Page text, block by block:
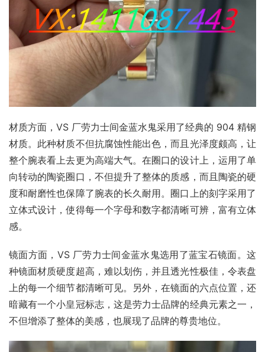
材质方面，VS 厂劳力士间金蓝水鬼采用了经典的 904 精钢
材质。此种材质不但抗腐蚀性能出色，而且光泽度颇高，让
整个腕表看上去更为高端大气。在圈口的设计上，运用了单
向转动的陶瓷圈口，不但提升了整体的质感，而且陶瓷的硬
度和耐磨性也保障了腕表的长久耐用。圈口上的刻字采用了
立体式设计，使得每一个字母和数字都清晰可辨，富有立体
感。
镜面方面，VS 厂劳力士间金蓝水鬼选用了蓝宝石镜面。这
种镜面材质硬度超高，难以划伤，并且透光性极佳，令表盘
上的每一个细节都清晰可见。另外，在镜面的六点位置，还
暗藏有一个小皇冠标志，这是劳力士品牌的经典元素之一，
不但增添了整体的美感，也展现了品牌的尊贵地位。